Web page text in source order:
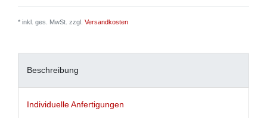
* inkl. ges. MwSt. zzgl. Versandkosten
Beschreibung
Individuelle Anfertigungen